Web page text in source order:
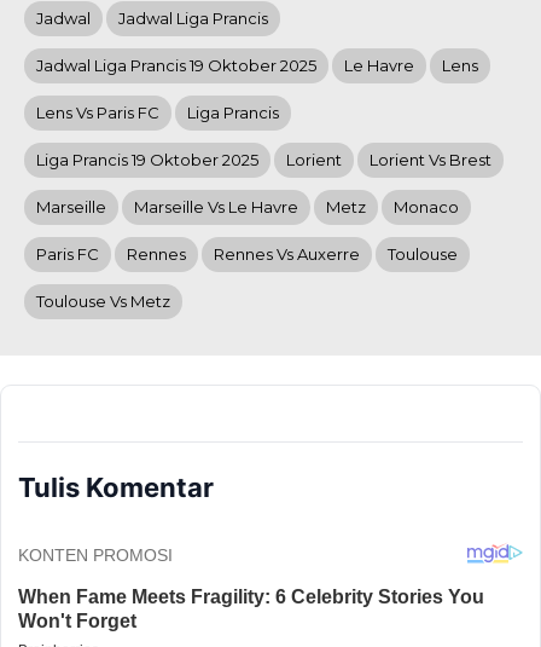
Jadwal Jadwal Liga Prancis
Jadwal Liga Prancis 19 Oktober 2025 Le Havre Lens
Lens Vs Paris FC Liga Prancis
Liga Prancis 19 Oktober 2025 Lorient Lorient Vs Brest
Marseille Marseille Vs Le Havre Metz Monaco
Paris FC Rennes Rennes Vs Auxerre Toulouse
Toulouse Vs Metz
Tulis Komentar